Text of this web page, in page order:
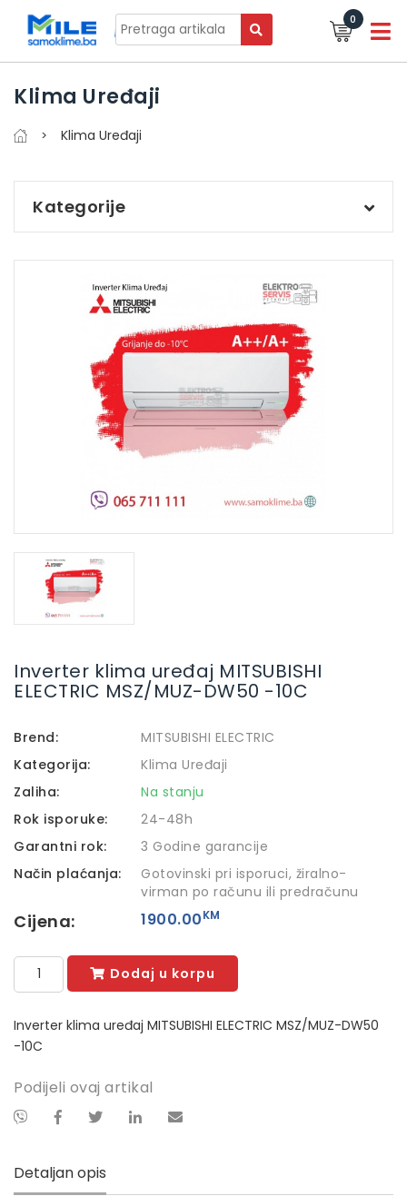
0
Klima Uređaji
Klima Uređaji
Kategorije
Inverter klima uređaj MITSUBISHI
ELECTRIC MSZ/MUZ-DW50 -10C
Brend:
MITSUBISHI ELECTRIC
Kategorija:
Klima Uređaji
Zaliha:
Na stanju
Rok isporuke:
24-48h
Garantni rok:
3 Godine garancije
Način plaćanja:
Gotovinski pri isporuci, žiralno-
virman po računu ili predračunu
Cijena: 1900.00KM
Dodaj u korpu
Inverter klima uređaj MITSUBISHI ELECTRIC MSZ/MUZ-DW50
-10C
Podijeli ovaj artikal
Detaljan opis